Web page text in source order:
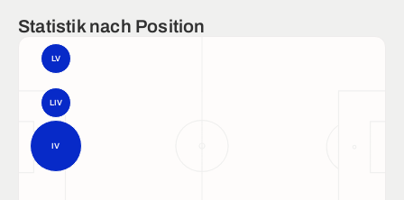
Statistik nach Position
IV
LIV
LV